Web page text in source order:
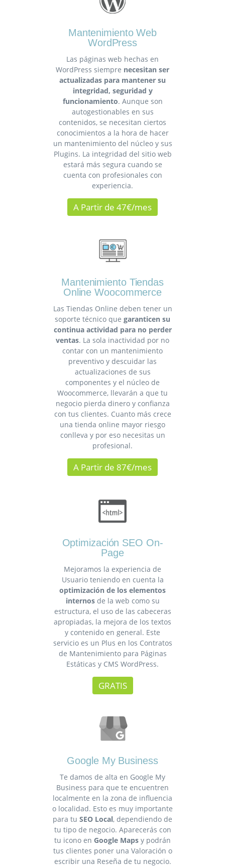
Mantenimiento Web
WordPress
Las páginas web hechas en
WordPress siempre necesitan ser
actualizadas para mantener su
integridad, seguridad y
funcionamiento. Aunque son
autogestionables en sus
contenidos, se necesitan ciertos
conocimientos a la hora de hacer
un mantenimiento del núcleo y sus
Plugins. La integridad del sitio web
estará más segura cuando se
cuenta con profesionales con
experiencia.
A Partir de 47€/mes
Mantenimiento Tiendas
Online Woocommerce
Las Tiendas Online deben tener un
soporte técnico que garanticen su
continua actividad para no perder
ventas. La sola inactividad por no
contar con un mantenimiento
preventivo y descuidar las
actualizaciones de sus
componentes y el núcleo de
Woocommerce, llevarán a que tu
negocio pierda dinero y confianza
con tus clientes. Cuanto más crece
una tienda online mayor riesgo
conlleva y por eso necesitas un
profesional.
A Partir de 87€/mes
Optimización SEO On-
Page
Mejoramos la experiencia de
Usuario teniendo en cuenta la
optimización de los elementos
internosde la web como su
estructura, el uso de las cabeceras
apropiadas, la mejora de los textos
y contenido en general. Este
servicio es un Plus en los Contratos
de Mantenimiento para Páginas
Estáticas y CMS WordPress.
GRATIS
Google My Business
Te damos de alta en Google My
Business para que te encuentren
localmente en la zona de influencia
o localidad. Esto es muy importante
para tu SEO Local, dependiendo de
tu tipo de negocio. Aparecerás con
tu icono en Google Maps y podrán
tus clientes poner una Valoración o
escribir una Reseña de tu negocio.